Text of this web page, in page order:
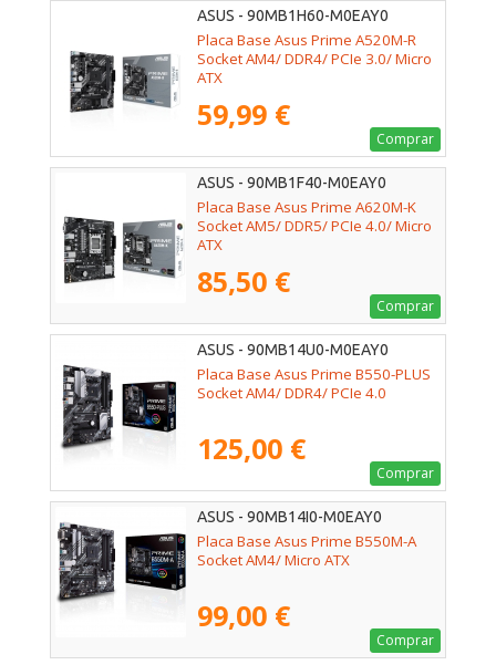
ASUS - 90MB1H60-M0EAY0
Placa Base Asus Prime A520M-R
Socket AM4/ DDR4/ PCIe 3.0/ Micro
ATX
59,99 €
Comprar
ASUS - 90MB1F40-M0EAY0
Placa Base Asus Prime A620M-K
Socket AM5/ DDR5/ PCIe 4.0/ Micro
ATX
85,50 €
Comprar
ASUS - 90MB14U0-M0EAY0
Placa Base Asus Prime B550-PLUS
Socket AM4/ DDR4/ PCIe 4.0
125,00 €
Comprar
ASUS - 90MB14I0-M0EAY0
Placa Base Asus Prime B550M-A
Socket AM4/ Micro ATX
99,00 €
Comprar